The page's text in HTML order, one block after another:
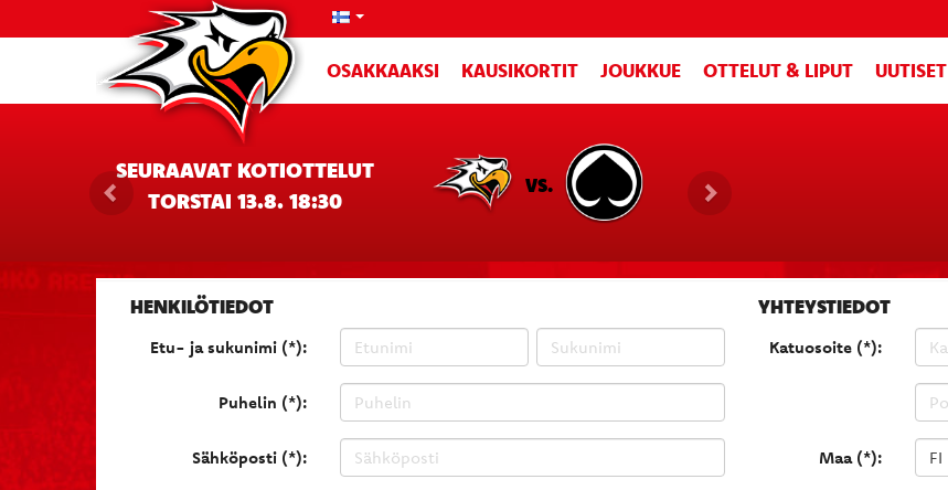
OSAKKAAKSI KAUSIKORTIT JOUKKUE OTTELUT & LIPUT UUTISET
SEURAAVAT KOTIOTTELUT
TORSTAI 13.8. 18:30
VS.
HENKILÖTIEDOT
Etu- ja sukunimi (*):
Puhelin (*):
Sähköposti (*):
YHTEYSTIEDOT
Katuosoite (*):
Maa (*):